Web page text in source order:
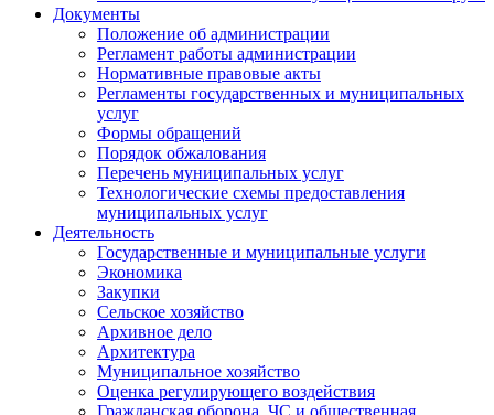
Документы
Положение об администрации
Регламент работы администрации
Нормативные правовые акты
Регламенты государственных и муниципальных
услуг
Формы обращений
Порядок обжалования
Перечень муниципальных услуг
Технологические схемы предоставления
муниципальных услуг
Деятельность
Государственные и муниципальные услуги
Экономика
Закупки
Сельское хозяйство
Архивное дело
Архитектура
Муниципальное хозяйство
Оценка регулирующего воздействия